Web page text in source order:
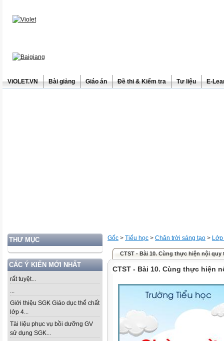
ViOLET.VN Bài giảng Giáo án Đề thi & Kiểm tra Tư liệu E-
THƯ MỤC
CÁC Ý KIẾN MỚI NHẤT
rất tuyệt...
...
Giới thiệu SGK Giáo dục thể chất
lớp 4...
Tài liệu phục vụ bồi dưỡng GV
sử dụng SGK...
Gốc > Tiểu học > Chân trời sáng tạo >
CTST - Bài 10. Cùng thực hiện nội
CTST - Bài 10. Cùng thực hiện